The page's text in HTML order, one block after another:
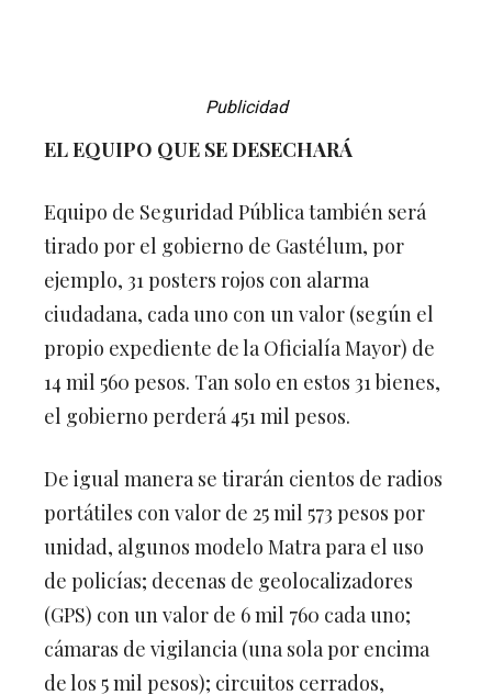
Publicidad
EL EQUIPO QUE SE DESECHARÁ
Equipo de Seguridad Pública también será
tirado por el gobierno de Gastélum, por
ejemplo, 31 posters rojos con alarma
ciudadana, cada uno con un valor (según el
propio expediente de la Oficialía Mayor) de
14 mil 560 pesos. Tan solo en estos 31 bienes,
el gobierno perderá 451 mil pesos.
De igual manera se tirarán cientos de radios
portátiles con valor de 25 mil 573 pesos por
unidad, algunos modelo Matra para el uso
de policías; decenas de geolocalizadores
(GPS) con un valor de 6 mil 760 cada uno;
cámaras de vigilancia (una sola por encima
de los 5 mil pesos); circuitos cerrados,